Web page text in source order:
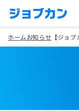
ホームお知らせ 【ジョ